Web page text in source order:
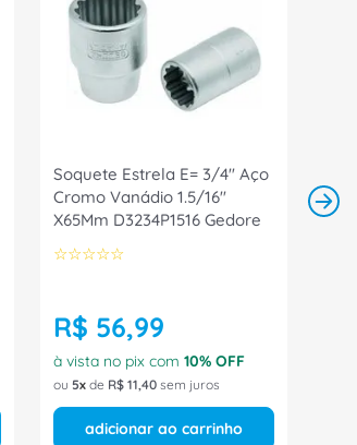
Soquete Estrela E= 3/4" Aço
Cromo Vanádio 1.5/16"
X65Mm D3234P1516 Gedore
☆☆☆☆☆
R$ 56,99
à vista no pix com 10% OFF
ou 5 de R$ 11,40 sem juros
adicionar ao carrinho